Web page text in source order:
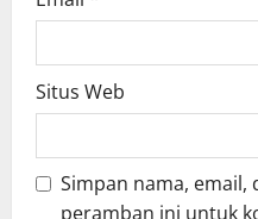
Situs Web
Simpan nama, email,
peramban ini untuk